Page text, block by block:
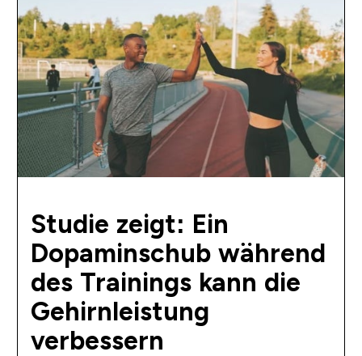
Studie zeigt: Ein
Dopaminschub während
des Trainings kann die
Gehirnleistung
verbessern